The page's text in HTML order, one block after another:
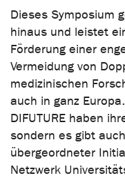
Dieses Symposium
hinaus und leistet
Förderung einer
Vermeidung von
medizinischen
auch in ganz
DIFUTURE haben
sondern es gibt
übergeordneter
Netzwerk